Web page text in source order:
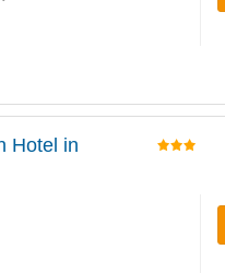
Hotel in